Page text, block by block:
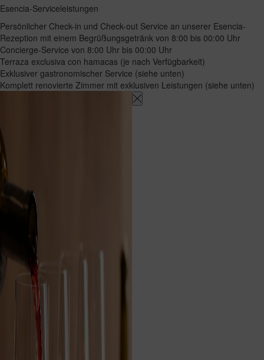
Esencia-Serviceleistungen
Persönlicher Check-in und Check-out Service an unserer Esencia-
Rezeption mit einem Begrüßungsgetränk von 8:00 bis 00:00 Uhr
Concierge-Service von 8:00 Uhr bis 00:00 Uhr
Terraza exclusiva con hamacas (je nach Verfügbarkeit)
Exklusiver gastronomischer Service (siehe unten)
Komplett renovierte Zimmer mit exklusiven Leistungen (siehe unten)